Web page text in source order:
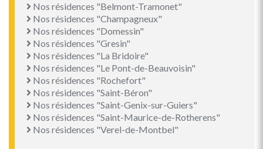
Nos résidences "Belmont-Tramonet"
Nos résidences "Champagneux"
Nos résidences "Domessin"
Nos résidences "Gresin"
Nos résidences "La Bridoire"
Nos résidences "Le Pont-de-Beauvoisin"
Nos résidences "Rochefort"
Nos résidences "Saint-Béron"
Nos résidences "Saint-Genix-sur-Guiers"
Nos résidences "Saint-Maurice-de-Rotherens"
Nos résidences "Verel-de-Montbel"